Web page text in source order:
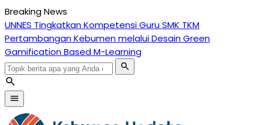
Breaking News
UNNES Tingkatkan Kompetensi Guru SMK TKM
Pertambangan Kebumen melalui Desain Green
Gamification Based M-Learning
search
search
menu